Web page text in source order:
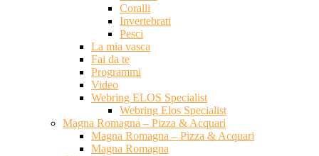
Coralli
Invertebrati
Pesci
La mia vasca
Fai da te
Programmi
Video
Webring ELOS Specialist
Webring Elos Specialist
Magna Romagna – Pizza & Acquari
Magna Romagna – Pizza & Acquari
Magna Romagna